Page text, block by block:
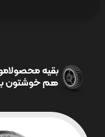
بقیه
هم خوشتون